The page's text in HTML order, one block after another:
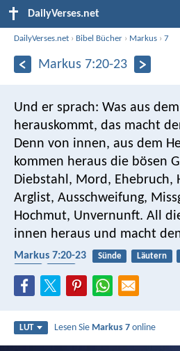
DailyVerses.net
DailyVerses.net › Bibel Bücher › Markus ›7
Markus 7:20-23
Und er sprach: Was aus
herauskommt, das macht
Denn von innen, aus dem
kommen heraus die bösen
Diebstahl, Mord, Ehebruch,
Arglist, Ausschweifung,
Hochmut, Unvernunft. All
innen heraus und macht
Markus 7:20-23 Sünde Läutern
LUT Lesen Sie Markus 7 online